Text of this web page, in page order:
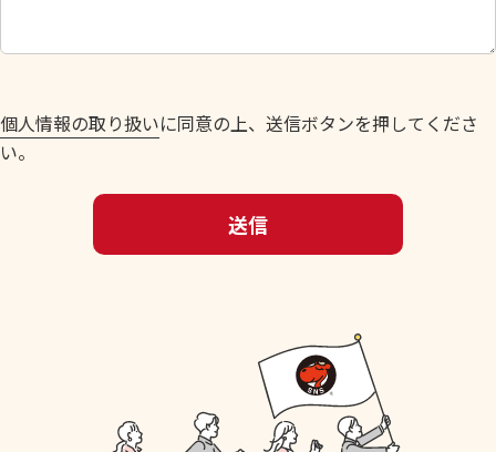
個人情報の取り扱いに同意の上、送信ボタンを押してくださ
い。